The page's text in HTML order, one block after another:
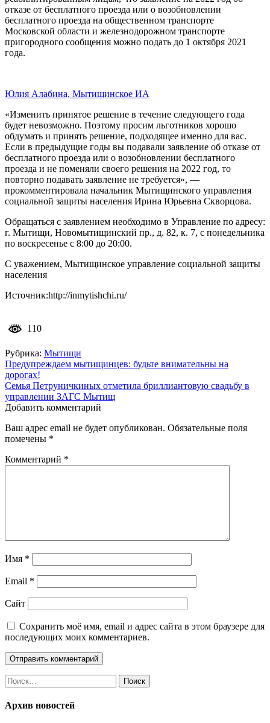
отказе от бесплатного проезда или о возобновлении
бесплатного проезда на общественном транспорте
Московской области и железнодорожном транспорте
пригородного сообщения можно подать до 1 октября 2021
года.
Юлия Алабина, Мытищинское ИА
«Изменить принятое решение в течение следующего года
будет невозможно. Поэтому просим льготников хорошо
обдумать и принять решение, подходящее именно для вас.
Если в предыдущие годы вы подавали заявление об отказе от
бесплатного проезда или о возобновлении бесплатного
проезда и не поменяли своего решения на 2022 год, то
повторно подавать заявление не требуется», —
прокомментировала начальник Мытищинского управления
социальной защиты населения Ирина Юрьевна Скворцова.
Обращаться с заявлением необходимо в Управление по адресу:
г. Мытищи, Новомытищинский пр., д. 82, к. 7, с понедельника
по воскресенье с 8:00 до 20:00.
С уважением, Мытищинское управление социальной защиты
населения
Источник:http://inmytishchi.ru/
110
Рубрика: Мытищи
Навигация
по
записям
Предупреждаем мытищинцев: будьте внимательны на
дорогах!
Семья Петруничкиных отметила бриллиантовую свадьбу в
управлении ЗАГС Мытищ
Добавить комментарий
Ваш адрес email не будет опубликован. Обязательные поля
помечены *
Комментарий *
Имя *
Email *
Сайт
Сохранить моё имя, email и адрес сайта в этом браузере для
последующих моих комментариев.
Найти:
Архив новостей